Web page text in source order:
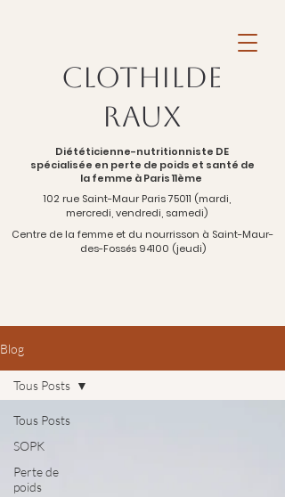
Clothilde
Raux
Diététicienne-nutritionniste DE
spécialisée en perte de poids et santé de
la femme à Paris 11ème
102 rue Saint-Maur Paris 75011 (mardi,
mercredi, vendredi, samedi)
Centre de la femme et du nourrisson à Saint-Maur-
des-Fossés 94100 (jeudi)
Blog
Tous Posts
SOPK
Perte de
poids
Tous Posts